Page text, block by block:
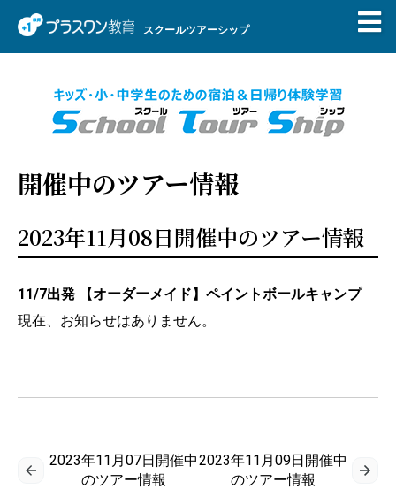
スクールツアーシップ
開催中のツアー情報
2023年11月08日開催中のツアー情報
11/7出発 【オーダーメイド】ペイントボールキャンプ
現在、お知らせはありません。
2023年11月07日開催中
のツアー情報
2023年11月09日開催中
のツアー情報